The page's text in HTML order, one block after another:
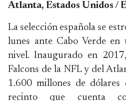
Atlanta, Estados Unidos /
La selección española se
lunes ante Cabo Verde
nivel. Inaugurado en
Falcons de la NFL y del
1.600 millones de
recinto que cuenta